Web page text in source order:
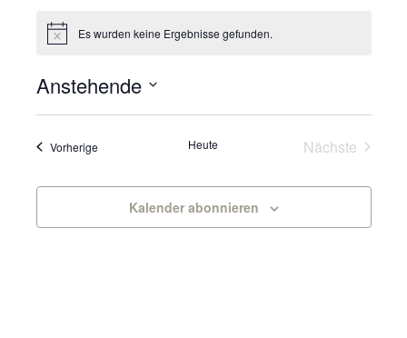
HinweisEs wurden keine Ergebnisse gefunden.
Anstehende
VorherigeVeranstaltungen Heute Nächste
Kalender abonnieren